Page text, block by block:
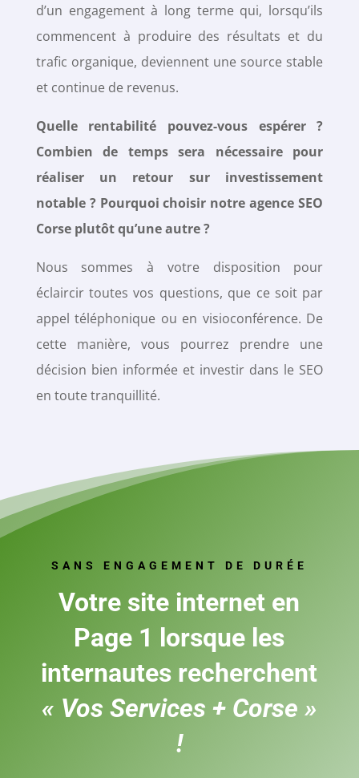
d’un engagement à long terme qui, lorsqu’ils
commencent à produire des résultats et du
trafic organique, deviennent une source stable
et continue de revenus.
Quelle rentabilité pouvez-vous espérer ?
Combien de temps sera nécessaire pour
réaliser un retour sur investissement
notable ? Pourquoi choisir notre agence SEO
Corse plutôt qu’une autre ?
Nous sommes à votre disposition pour
éclaircir toutes vos questions, que ce soit par
appel téléphonique ou en visioconférence. De
cette manière, vous pourrez prendre une
décision bien informée et investir dans le SEO
en toute tranquillité.
SANS ENGAGEMENT DE DURÉE
Votre site internet en
Page 1 lorsque les
internautes recherchent
« Vos Services + Corse »
!